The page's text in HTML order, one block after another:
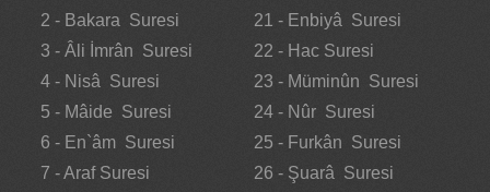
2 - Bakara Suresi
3 - Âli İmrân Suresi
4 - Nisâ Suresi
5 - Mâide Suresi
6 - En`âm Suresi
7 - Araf Suresi
21 - Enbiyâ Suresi
22 - Hac Suresi
23 - Müminûn Suresi
24 - Nûr Suresi
25 - Furkân Suresi
26 - Şuarâ Suresi